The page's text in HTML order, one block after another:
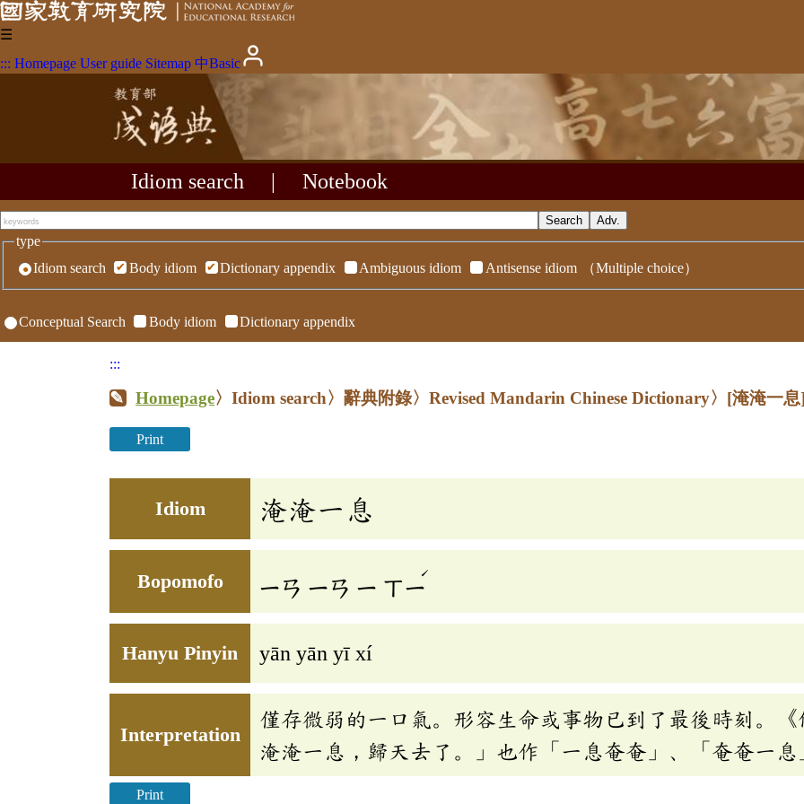
☰
::: Homepage User guide Sitemap 中Basic
Idiom search Notebook
type
Idiom search
Body idiom Dictionary appendix Ambiguous idiom Antisense idiom （Multiple choice）
Conceptual Search Body idiom Dictionary appendix
:::
Homepage〉Idiom search〉辭典附錄〉Revised Mandarin Chinese Dictionary〉 [淹淹一
Print
Idiom 淹淹一息
Bopomofo ㄧㄢ ㄧㄢ ㄧ ㄒㄧ
ˊ
Hanyu Pinyin yān yān yī xí
Interpretation
僅存微弱的一口氣。形容生命或事物已到了最後時刻。
淹淹一息，歸天去了。」也作「一息奄奄」、「奄奄一息
Print